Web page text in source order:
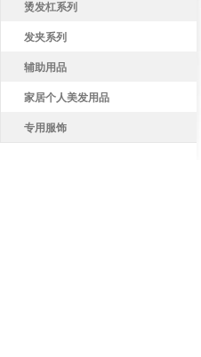
烫发杠系列
发夹系列
辅助用品
家居个人美发用品
专用服饰